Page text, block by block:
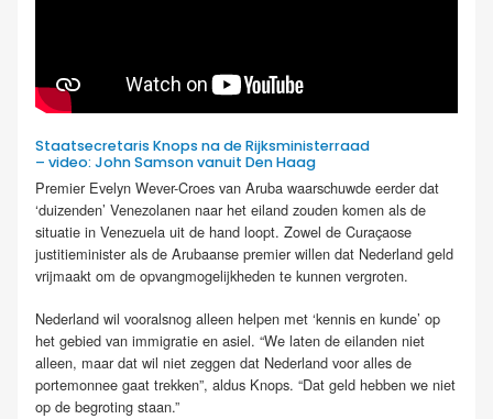
Staatsecretaris Knops na de Rijksministerraad
– video: John Samson vanuit Den Haag
Premier Evelyn Wever-Croes van Aruba waarschuwde eerder dat
‘duizenden’ Venezolanen naar het eiland zouden komen als de
situatie in Venezuela uit de hand loopt. Zowel de Curaçaose
justitieminister als de Arubaanse premier willen dat Nederland geld
vrijmaakt om de opvangmogelijkheden te kunnen vergroten.
Nederland wil vooralsnog alleen helpen met ‘kennis en kunde’ op
het gebied van immigratie en asiel. “We laten de eilanden niet
alleen, maar dat wil niet zeggen dat Nederland voor alles de
portemonnee gaat trekken”, aldus Knops. “Dat geld hebben we niet
op de begroting staan.”